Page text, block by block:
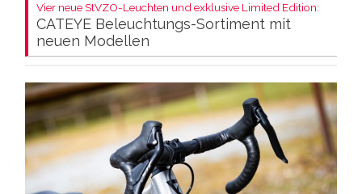
Vier neue StVZO-Leuchten und exklusive Limited Edition:
CATEYE Beleuchtungs-Sortiment mit
neuen Modellen